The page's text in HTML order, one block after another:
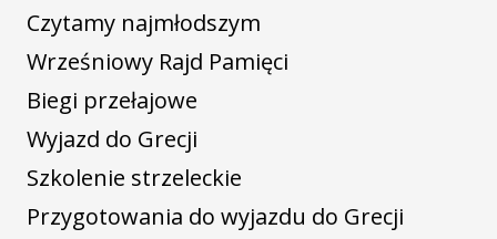
Czytamy najmłodszym
Wrześniowy Rajd Pamięci
Biegi przełajowe
Wyjazd do Grecji
Szkolenie strzeleckie
Przygotowania do wyjazdu do Grecji